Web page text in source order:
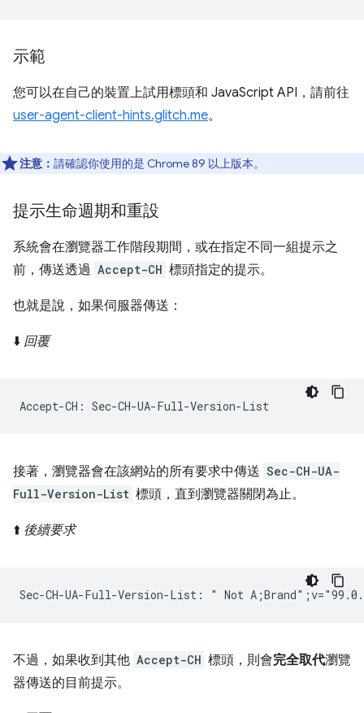
示範
您可以在自己的裝置上試用標頭和 JavaScript API，請前往
user-agent-client-hints.glitch.me。
注意： 請確認你使用的是 Chrome 89 以上版本。
提示生命週期和重設
系統會在瀏覽器工作階段期間，或在指定不同一組提示之
前，傳送透過 Accept-CH 標頭指定的提示。
也就是說，如果伺服器傳送：
⬇️ 回覆
接著，瀏覽器會在該網站的所有要求中傳送 Sec-CH-UA-
Full-Version-List 標頭，直到瀏覽器關閉為止。
⬆️ 後續要求
不過，如果收到其他 Accept-CH 標頭，則會完全取代瀏覽
器傳送的目前提示。